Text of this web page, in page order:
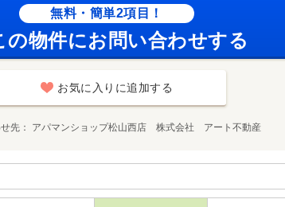
無料・簡単2項目！
の物件にお問い合わせする
お気に入りに追加する
先 アパマンショップ松山西店 株式会社 アート不動産